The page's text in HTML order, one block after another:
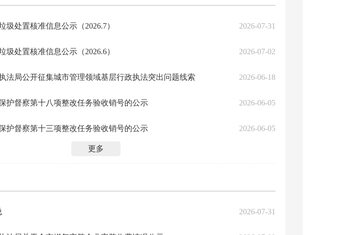
圾处置核准信息公示（2026.7） 2026-07-31
圾处置核准信息公示（2026.6） 2026-07-02
法局公开征集城市管理领域基层行政执法突出问题线索 2026-06-18
护督察第十八项整改任务验收销号的公示 2026-06-05
护督察第十三项整改任务验收销号的公示 2026-06-05
更多
2026-07-31